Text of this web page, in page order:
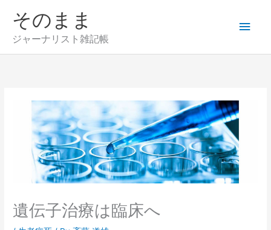
ス
そのまま
ジャーナリスト雑記帳
メ
イ
メ
ュ
ー
遺伝子治療は臨床へ